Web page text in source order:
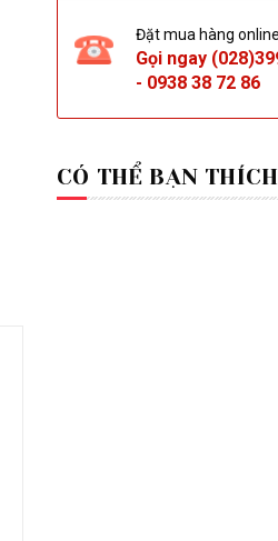
Đặt mua hàng online
Gọi ngay
- 0938 38 72 86
CÓ THỂ BẠN THÍCH